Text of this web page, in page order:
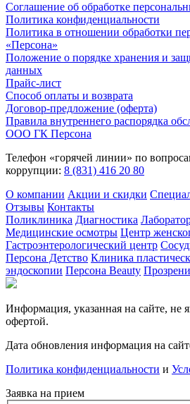
Соглашение об обработке
Политика конфиденциальности
Политика в отношении обработки
«Персона»
Положение о порядке хранения и
данных
Прайс-лист
Способ оплаты и возврата
Договор-предложение (оферта)
Правила внутреннего распорядка
ООО ГК Персона
Телефон «горячей линии» по
коррупции: 8 (831) 416 20 80
О компании Акции и скидки
Отзывы Контакты
Поликлиника Диагностика
Медицинские осмотры Центр
Гастроэнтерологический центр
Персона Детство Клиника
эндоскопии Персона Beauty
Информация, указанная на сайте, не
офертой.
Дата обновления информация на
Политика конфиденциальности и
Заявка на прием